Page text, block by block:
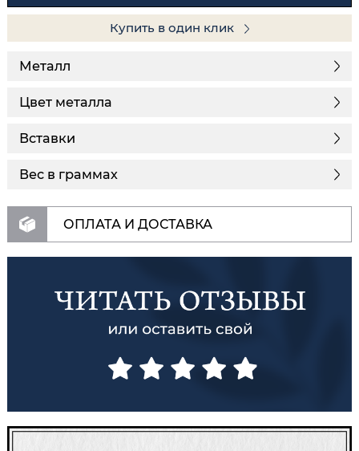
Купить в один клик
Металл
Цвет металла
Вставки
Вес в граммах
ОПЛАТА И ДОСТАВКА